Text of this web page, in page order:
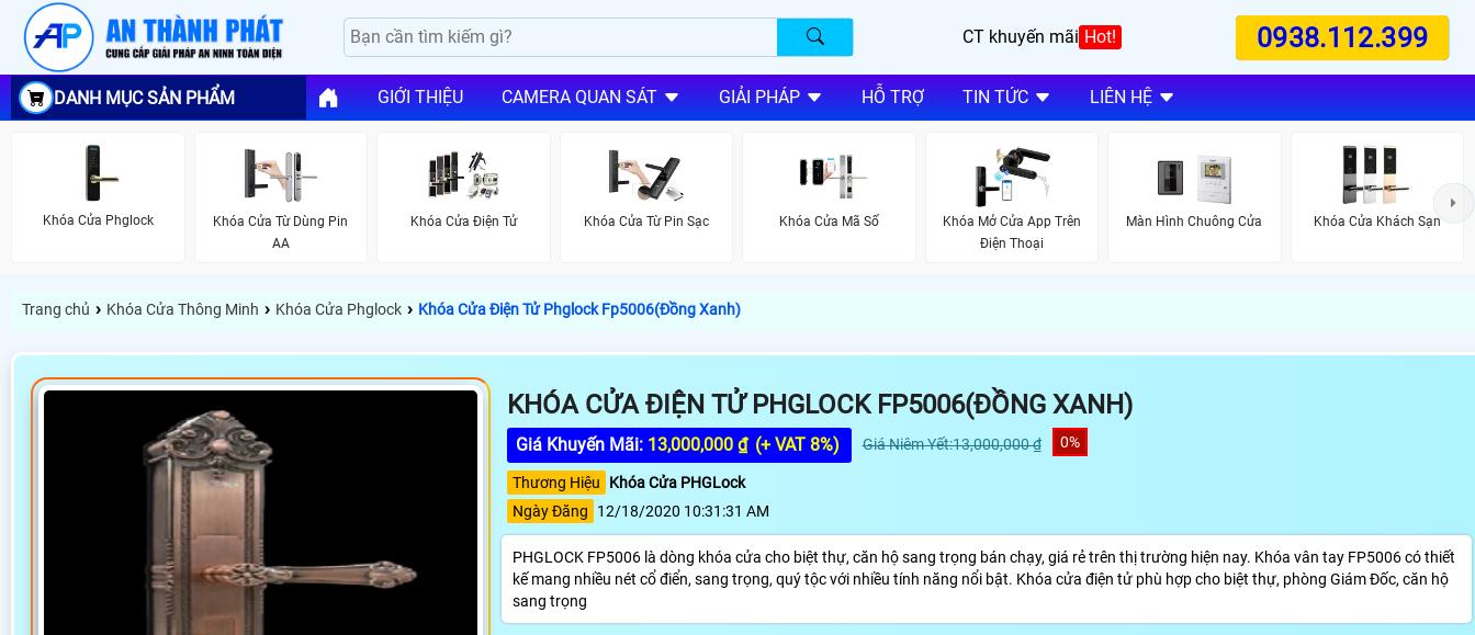
CT khuyến mãi Hot! 0938.112.399
DANH MỤC SẢN PHẨM GIỚI THIỆU CAMERA QUAN SÁT GIẢI PHÁP HỖ TRỢ TIN TỨC LIÊN HỆ
Khóa Cửa Phglock
Khóa Cửa Từ Dùng Pin
AA
Khóa Cửa Điện Tử Khóa Cửa Từ Pin Sạc Khóa Cửa Mã Số
Khóa Mở Cửa App Trên
Điện Thoại
Màn Hình Chuông Cửa Khóa Cửa Khách Sạn
Trang chủ › Khóa Cửa Thông Minh › Khóa Cửa Phglock › Khóa Cửa Điện Tử Phglock Fp5006(Đồng Xanh)
KHÓA CỬA ĐIỆN TỬ PHGLOCK FP5006(ĐỒNG XANH)
Giá Khuyến Mãi: 13,000,000 ₫ (+ VAT 8%) Giá Niêm Yết:13,000,000 ₫ 0%
Thương Hiệu
Khóa Cửa PHGLock
Ngày Đăng
12/18/2020 10:31:31 AM
PHGLOCK FP5006 là dòng khóa cửa cho biệt thự, căn hộ sang trọng bán chạy, giá rẻ trên thị trường hiện nay. Khóa vân tay FP5006 có thiết
kế mang nhiều nét cổ điển, sang trọng, quý tộc với nhiều tính năng nổi bật. Khóa cửa điện tử phù hợp cho biệt thự, phòng Giám Đốc, căn hộ
sang trọng